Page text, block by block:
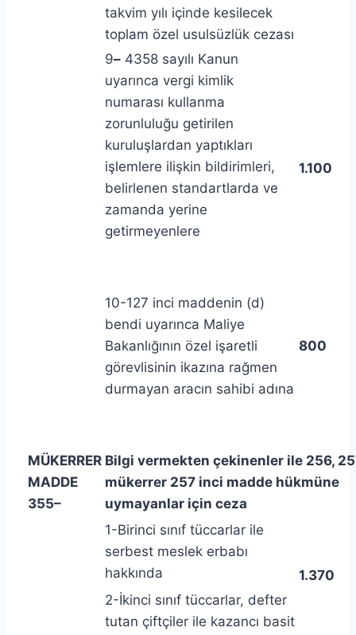
takvim yılı içinde kesilecek
toplam özel usulsüzlük cezası
9– 4358 sayılı Kanun
uyarınca vergi kimlik
numarası kullanma
zorunluluğu getirilen
kuruluşlardan yaptıkları
işlemlere ilişkin bildirimleri,
belirlenen standartlarda ve
zamanda yerine
getirmeyenlere
1.100
10-127 inci maddenin (d)
bendi uyarınca Maliye
Bakanlığının özel işaretli
görevlisinin ikazına rağmen
durmayan aracın sahibi adına
800
MÜKERRER
MADDE
355–
Bilgi vermekten çekinenler ile 256,
mükerrer 257 inci madde hükmüne
uymayanlar için ceza
1-Birinci sınıf tüccarlar ile
serbest meslek erbabı
hakkında
1.370
2-İkinci sınıf tüccarlar, defter
tutan çiftçiler ile kazancı basit